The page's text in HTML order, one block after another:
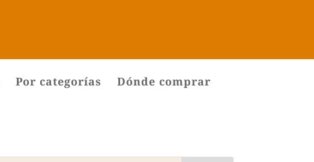
Por categorías
Dónde comprar